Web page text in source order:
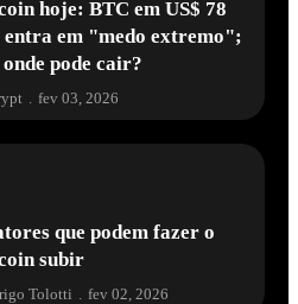
hoje: BTC em US$ 78
em "medo extremo";
pode cair?
. fev 03, 2026
que podem fazer o
subir
Tolotti fev 02, 2026